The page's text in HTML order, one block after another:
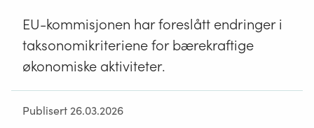
EU-kommisjonen har foreslått endringer i
taksonomikriteriene for bærekraftige
økonomiske aktiviteter.
Publisert 26.03.2026